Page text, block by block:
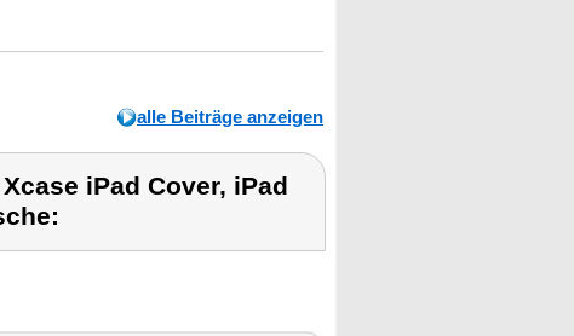
alle Beiträge anzeigen
iPad Cover, iPad